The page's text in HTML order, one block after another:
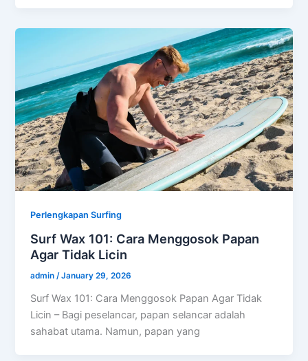
Perlengkapan Surfing
Surf Wax 101: Cara Menggosok Papan
Agar Tidak Licin
admin/January 29, 2026
Surf Wax 101: Cara Menggosok Papan Agar Tidak
Licin – Bagi peselancar, papan selancar adalah
sahabat utama. Namun, papan yang